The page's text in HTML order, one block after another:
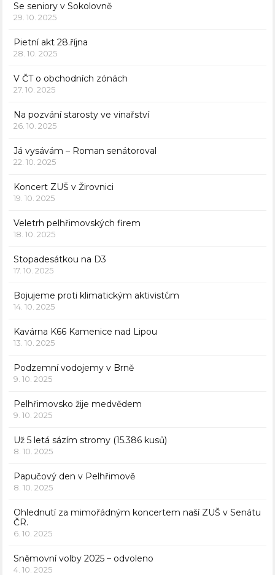
Se seniory v Sokolovně
29. 10. 2025
Pietní akt 28.října
28. 10. 2025
V ČT o obchodních zónách
27. 10. 2025
Na pozvání starosty ve vinařství
26. 10. 2025
Já vysávám – Roman senátoroval
22. 10. 2025
Koncert ZUŠ v Žirovnici
19. 10. 2025
Veletrh pelhřimovských firem
18. 10. 2025
Stopadesátkou na D3
17. 10. 2025
Bojujeme proti klimatickým aktivistům
14. 10. 2025
Kavárna K66 Kamenice nad Lipou
13. 10. 2025
Podzemní vodojemy v Brně
9. 10. 2025
Pelhřimovsko žije medvědem
9. 10. 2025
Už 5 letá sázím stromy (15.386 kusů)
8. 10. 2025
Papučový den v Pelhřimově
8. 10. 2025
Ohlednutí za mimořádným koncertem naší ZUŠ v Senátu
ČR.
6. 10. 2025
Sněmovní volby 2025 – odvoleno
4. 10. 2025